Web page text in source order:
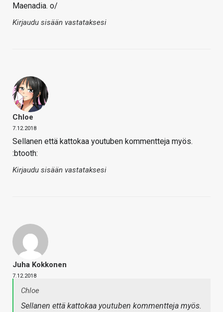
Maenadia. o/
Kirjaudu sisään vastataksesi
Chloe
7.12.2018
Sellanen että kattokaa youtuben kommentteja myös.
:btooth:
Kirjaudu sisään vastataksesi
Juha Kokkonen
7.12.2018
Chloe
Sellanen että kattokaa youtuben kommentteja myös.